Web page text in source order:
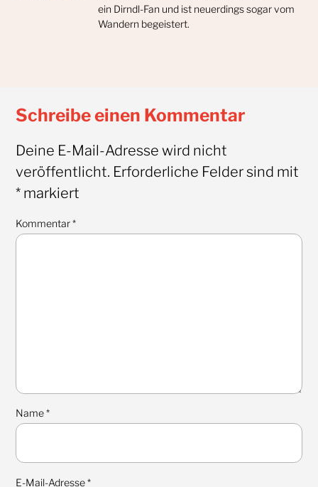
ein Dirndl-Fan und ist neuerdings sogar vom
Wandern begeistert.
Schreibe einen Kommentar
Deine E-Mail-Adresse wird nicht
veröffentlicht. Erforderliche Felder sind mit
*markiert
Kommentar*
Name*
E-Mail-Adresse*